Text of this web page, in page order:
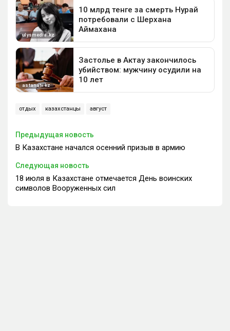
отдых казахстанцы август
Предыдущая новость
В Казахстане начался осенний призыв в армию
Следующая новость
18 июля в Казахстане отмечается День воинских
символов Вооруженных сил